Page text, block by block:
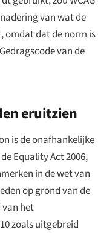
van wat de
omdat dat de norm is
van de
eruitzien
is de onafhankelijke
Equality Act 2006,
in de wet van
op grond van de
van het
zoals uitgebreid